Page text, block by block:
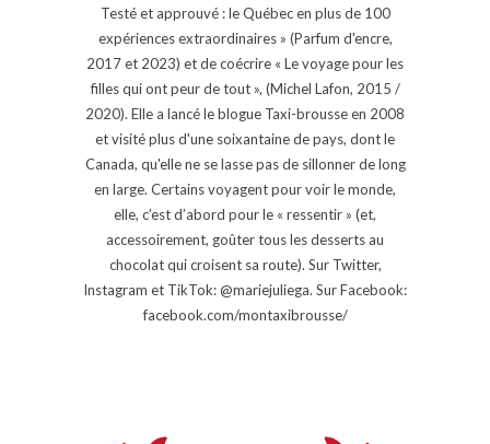
Testé et approuvé : le Québec en plus de 100
expériences extraordinaires » (Parfum d'encre,
2017 et 2023) et de coécrire « Le voyage pour les
filles qui ont peur de tout », (Michel Lafon, 2015 /
2020). Elle a lancé le blogue Taxi-brousse en 2008
et visité plus d'une soixantaine de pays, dont le
Canada, qu'elle ne se lasse pas de sillonner de long
en large. Certains voyagent pour voir le monde,
elle, c’est d’abord pour le « ressentir » (et,
accessoirement, goûter tous les desserts au
chocolat qui croisent sa route). Sur Twitter,
Instagram et TikTok: @mariejuliega. Sur Facebook:
facebook.com/montaxibrousse/